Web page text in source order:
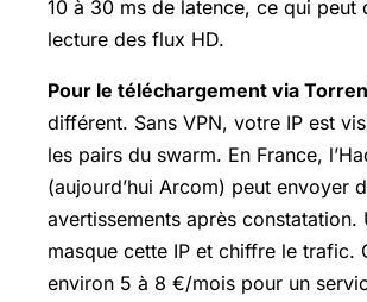
10 à 30 ms de latence, ce qui peut
lecture des flux HD.
Pour le téléchargement via
différent. Sans VPN, votre IP est
les pairs du swarm. En France,
(aujourd’hui Arcom) peut envoyer
avertissements après constatation.
masque cette IP et chiffre le trafic.
environ 5 à 8 €/mois pour un